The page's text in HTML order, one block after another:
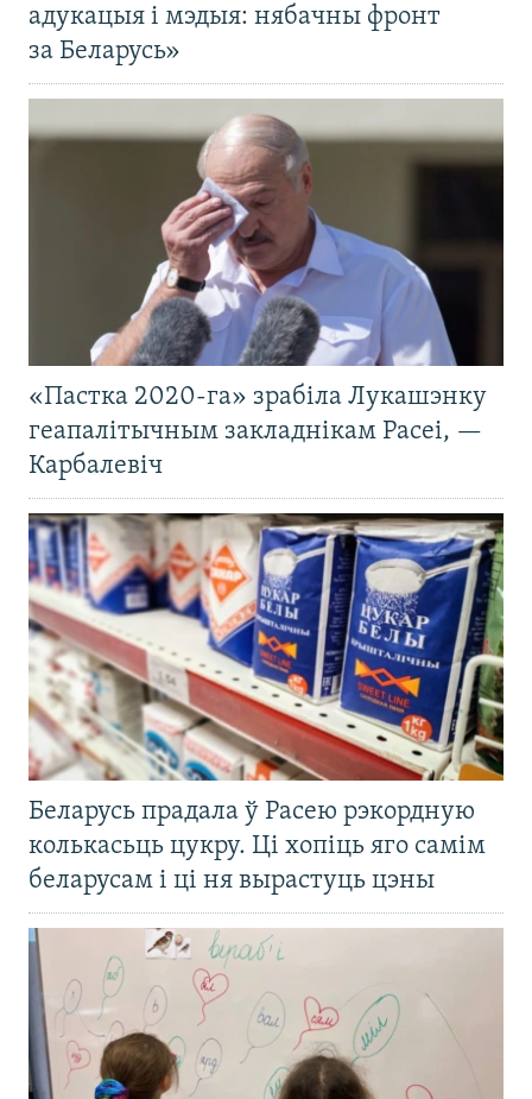
адукацыя і мэдыя: нябачны фронт
за Беларусь»
«Пастка 2020-га» зрабіла Лукашэнку
геапалітычным закладнікам Расеі, —
Карбалевіч
Беларусь прадала ў Расею рэкордную
колькасьць цукру. Ці хопіць яго самім
беларусам і ці ня вырастуць цэны